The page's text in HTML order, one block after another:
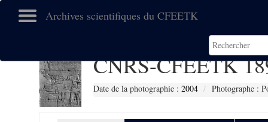
Archives scientifiques du CFEETK
CNRS-CFEETK
Date de la photographie : 2004 Photographe :